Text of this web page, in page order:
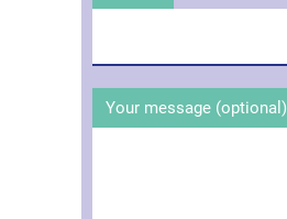
Your message (optional)